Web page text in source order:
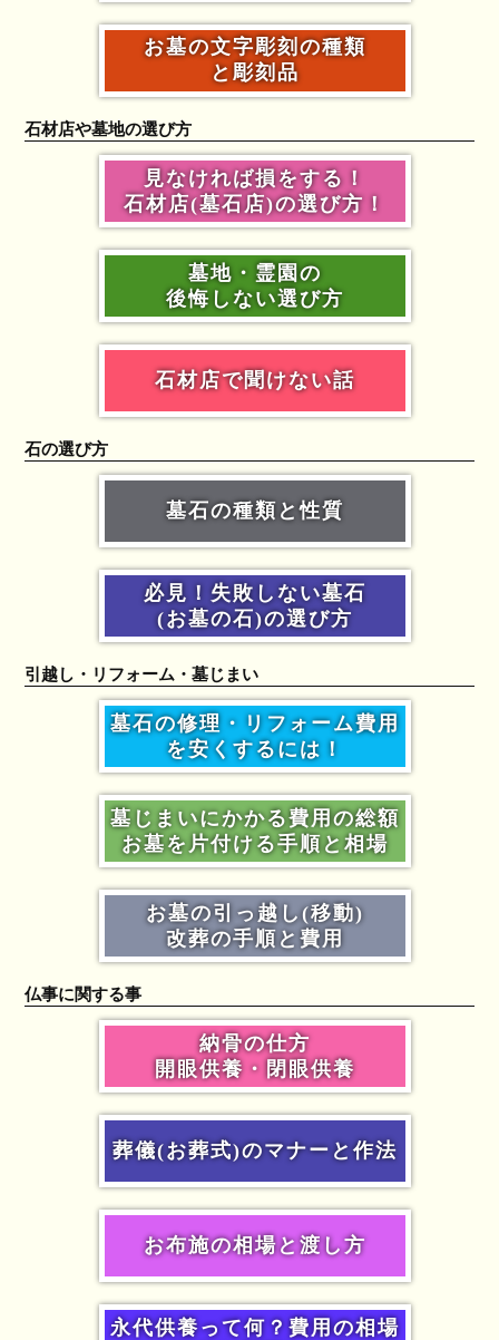
お墓の文字彫刻の種類
と彫刻品
石材店や墓地の選び方
見なければ損をする！
石材店(墓石店)の選び方！
墓地・霊園の
後悔しない選び方
石材店で聞けない話
石の選び方
墓石の種類と性質
必見！失敗しない墓石
(お墓の石)の選び方
引越し・リフォーム・墓じまい
墓石の修理・リフォーム費用
を安くするには！
墓じまいにかかる費用の総額
お墓を片付ける手順と相場
お墓の引っ越し(移動)
改葬の手順と費用
仏事に関する事
納骨の仕方
開眼供養・閉眼供養
葬儀(お葬式)のマナーと作法
お布施の相場と渡し方
永代供養って何？費用の相場